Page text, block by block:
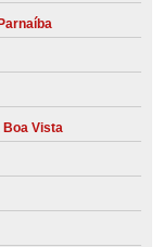
Boa Vista